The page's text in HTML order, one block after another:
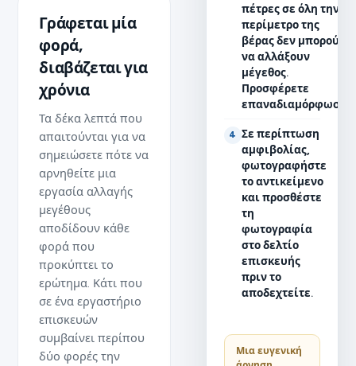
Γράφεται μία
φορά,
διαβάζεται για
χρόνια
Τα δέκα λεπτά που
απαιτούνται για να
σημειώσετε πότε να
αρνηθείτε μια
εργασία αλλαγής
μεγέθους
αποδίδουν κάθε
φορά που
προκύπτει το
ερώτημα. Κάτι που
σε ένα εργαστήριο
επισκευών
συμβαίνει περίπου
δύο φορές την
πέτρες σε όλη την
περίμετρο της
βέρας δεν μπορούν
να αλλάξουν
μέγεθος.
Προσφέρετε
επαναδιαμόρφωση.
4
Σε περίπτωση
αμφιβολίας,
φωτογραφήστε
το αντικείμενο
και προσθέστε
τη
φωτογραφία
στο δελτίο
επισκευής
πριν το
αποδεχτείτε.
Μια ευγενική